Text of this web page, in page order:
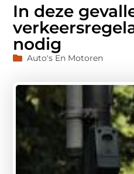
In deze
nodig
Auto's En Motoren